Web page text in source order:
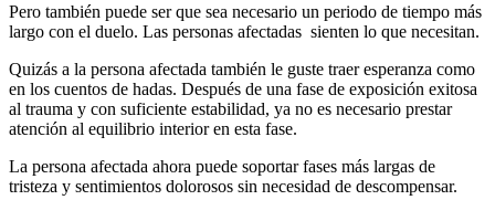
Pero también puede ser que sea necesario un periodo de tiempo más
largo con el duelo. Las personas afectadas sienten lo que necesitan.
Quizás a la persona afectada también le guste traer esperanza como
en los cuentos de hadas. Después de una fase de exposición exitosa
al trauma y con suficiente estabilidad, ya no es necesario prestar
atención al equilibrio interior en esta fase.
La persona afectada ahora puede soportar fases más largas de
tristeza y sentimientos dolorosos sin necesidad de descompensar.